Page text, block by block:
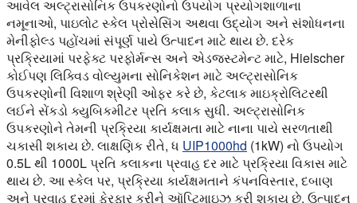
આવેલ અલ્ટ્રાસોનિક ઉપકરણોનો ઉપયોગ પ્રયોગશાળાના
નમૂનાઓ, પાઇલોટ સ્કેલ પ્રોસેસિંગ અથવા ઉદ્યોગ અને સંશોધનના
મેનીફોલ્ડ પહોંચમાં સંપૂર્ણ પાયે ઉત્પાદન માટે થાય છે. દરેક
પ્રક્રિયામાં પરફેક્ટ પરફોર્મન્સ અને એડજસ્ટમેન્ટ માટે, Hielscher
કોઈપણ લિક્વિડ વોલ્યુમના સોનિકેશન માટે અલ્ટ્રાસોનિક
ઉપકરણોની વિશાળ શ્રેણી ઓફર કરે છે, કેટલાક માઇક્રોલિટરથી
લઈને સેંકડો ક્યુબિકમીટર પ્રતિ કલાક સુધી. અલ્ટ્રાસોનિક
ઉપકરણોને તેમની પ્રક્રિયા કાર્યક્ષમતા માટે નાના પાયે સરળતાથી
ચકાસી શકાય છે. લાક્ષણિક રીતે, ધ UIP1000hd (1kW) નો ઉપયોગ
0.5L થી 1000L પ્રતિ કલાકના પ્રવાહ દર માટે પ્રક્રિયા વિકાસ માટે
થાય છે. આ સ્કેલ પર, પ્રક્રિયા કાર્યક્ષમતાને કંપનવિસ્તાર, દબાણ
અને પ્રવાહ દરમાં ફેરફાર કરીને ઑપ્ટિમાઇઝ કરી શકાય છે. ઉત્પાદન